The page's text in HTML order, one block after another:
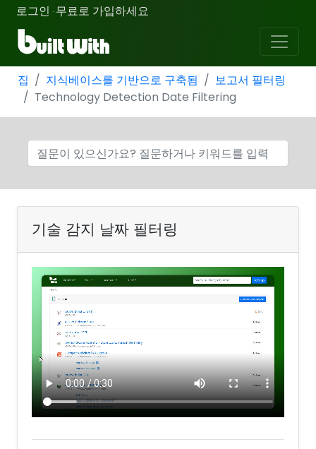
로그인 · 무료로 가입하세요
집 지식베이스를 기반으로 구축됨
보고서 필터링
Technology Detection Date Filtering
기술 감지 날짜 필터링